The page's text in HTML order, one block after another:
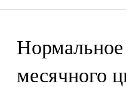
Нормальное
месячного